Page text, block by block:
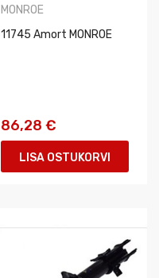
MONROE
11745 Amort MONROE
86,28 €
LISA OSTUKORVI